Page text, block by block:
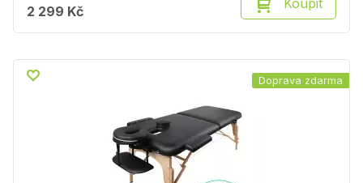
2 299 Kč Koupit
Doprava zdarma